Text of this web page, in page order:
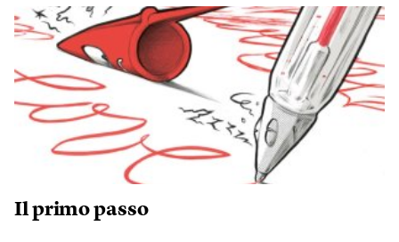
Il primo passo